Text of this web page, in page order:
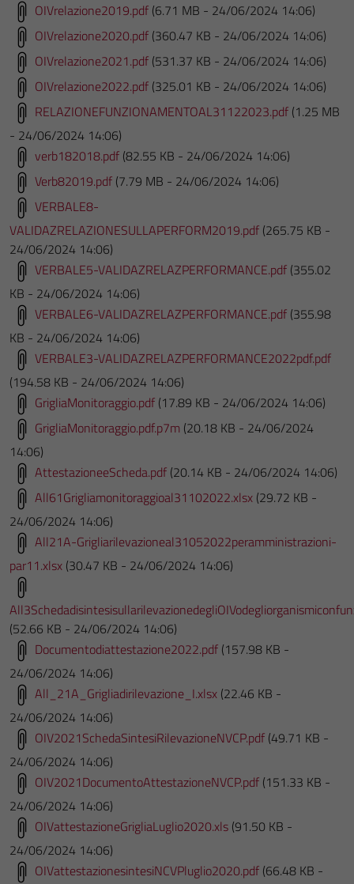
OIVrelazione2019.pdf (6.71 MB - 24/06/2024 14:06)
OIVrelazione2020.pdf (360.47 KB - 24/06/2024 14:06)
OIVrelazione2021.pdf (531.37 KB - 24/06/2024 14:06)
OIVrelazione2022.pdf (325.01 KB - 24/06/2024 14:06)
RELAZIONEFUNZIONAMENTOAL31122023.pdf (1.25 MB
- 24/06/2024 14:06)
verb182018.pdf (82.55 KB - 24/06/2024 14:06)
Verb82019.pdf (7.79 MB - 24/06/2024 14:06)
VERBALE8-
VALIDAZRELAZIONESULLAPERFORM2019.pdf (265.75 KB -
24/06/2024 14:06)
VERBALE5-VALIDAZRELAZPERFORMANCE.pdf (355.02
KB - 24/06/2024 14:06)
VERBALE6-VALIDAZRELAZPERFORMANCE.pdf (355.98
KB - 24/06/2024 14:06)
VERBALE3-VALIDAZRELAZPERFORMANCE2022pdf.pdf
(194.58 KB - 24/06/2024 14:06)
GrigliaMonitoraggio.pdf (17.89 KB - 24/06/2024 14:06)
GrigliaMonitoraggio.pdf.p7m (20.18 KB - 24/06/2024
14:06)
AttestazioneeScheda.pdf (20.14 KB - 24/06/2024 14:06)
All61Grigliamonitoraggioal31102022.xlsx (29.72 KB -
24/06/2024 14:06)
All21A-Grigliarilevazioneal31052022peramministrazioni-
par11.xlsx (30.47 KB - 24/06/2024 14:06)
(52.66 KB - 24/06/2024 14:06)
Documentodiattestazione2022.pdf (157.98 KB -
24/06/2024 14:06)
All_21A_Grigliadirilevazione_I.xlsx (22.46 KB -
24/06/2024 14:06)
OIV2021SchedaSintesiRilevazioneNVCP.pdf (49.71 KB -
24/06/2024 14:06)
OIV2021DocumentoAttestazioneNVCP.pdf (151.33 KB -
24/06/2024 14:06)
OIVattestazioneGrigliaLuglio2020.xls (91.50 KB -
24/06/2024 14:06)
OIVattestazionesintesiNCVPluglio2020.pdf (66.48 KB -